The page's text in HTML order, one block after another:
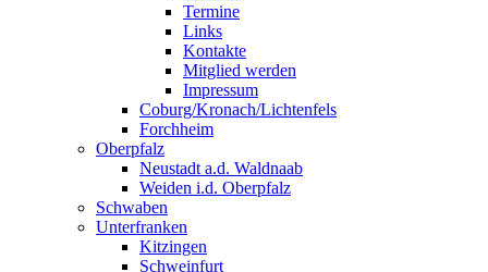
Termine
Links
Kontakte
Mitglied werden
Impressum
Coburg/Kronach/Lichtenfels
Forchheim
Oberpfalz
Neustadt a.d. Waldnaab
Weiden i.d. Oberpfalz
Schwaben
Unterfranken
Kitzingen
Schweinfurt